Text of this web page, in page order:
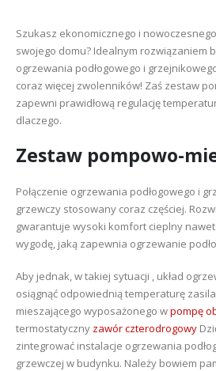
Szukasz ekonomicznego i
swojego domu? Idealnym rozwiązaniem
ogrzewania podłogowego i
coraz więcej zwolenników! Zaś zestaw
zapewni prawidłową regulację
dlaczego.
Zestaw pompowo-
Połączenie ogrzewania podłogowego i
grzewczy stosowany coraz częściej.
gwarantuje wysoki komfort cieplny
wygodę, jaką zapewnia ogrzewanie
Aby jednak, w takiej sytuacji , układ
osiągnąć odpowiednią temperaturę
mieszającego wyposażonego wpompę
termostatyczny zawór czterodrogowy
zintegrować instalacje ogrzewania
grzewczej w budynku. Należy bowiem